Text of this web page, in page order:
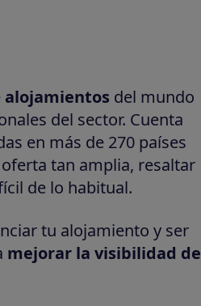
alojamientos del mundo
del sector. Cuenta
en más de 270 países
tan amplia, resaltar
de lo habitual.
tu alojamiento y ser
mejorar la visibilidad de